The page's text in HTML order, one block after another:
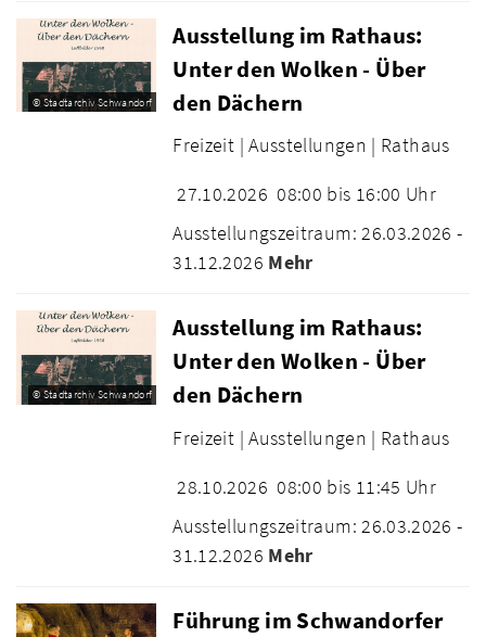
© Stadtarchiv Schwandorf
Ausstellung im Rathaus:
Unter den Wolken - Über
den Dächern
Freizeit | Ausstellungen | Rathaus
27.10.2026 08:00 bis 16:00 Uhr
Ausstellungszeitraum: 26.03.2026 -
31.12.2026 Mehr
© Stadtarchiv Schwandorf
Ausstellung im Rathaus:
Unter den Wolken - Über
den Dächern
Freizeit | Ausstellungen | Rathaus
28.10.2026 08:00 bis 11:45 Uhr
Ausstellungszeitraum: 26.03.2026 -
31.12.2026 Mehr
Führung im Schwandorfer